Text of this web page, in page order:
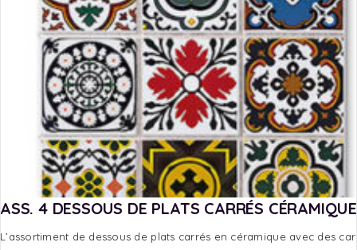
ASS. 4 DESSOUS DE PLATS CARRÉS
L’assortiment de dessous de plats carrés en céramique avec des